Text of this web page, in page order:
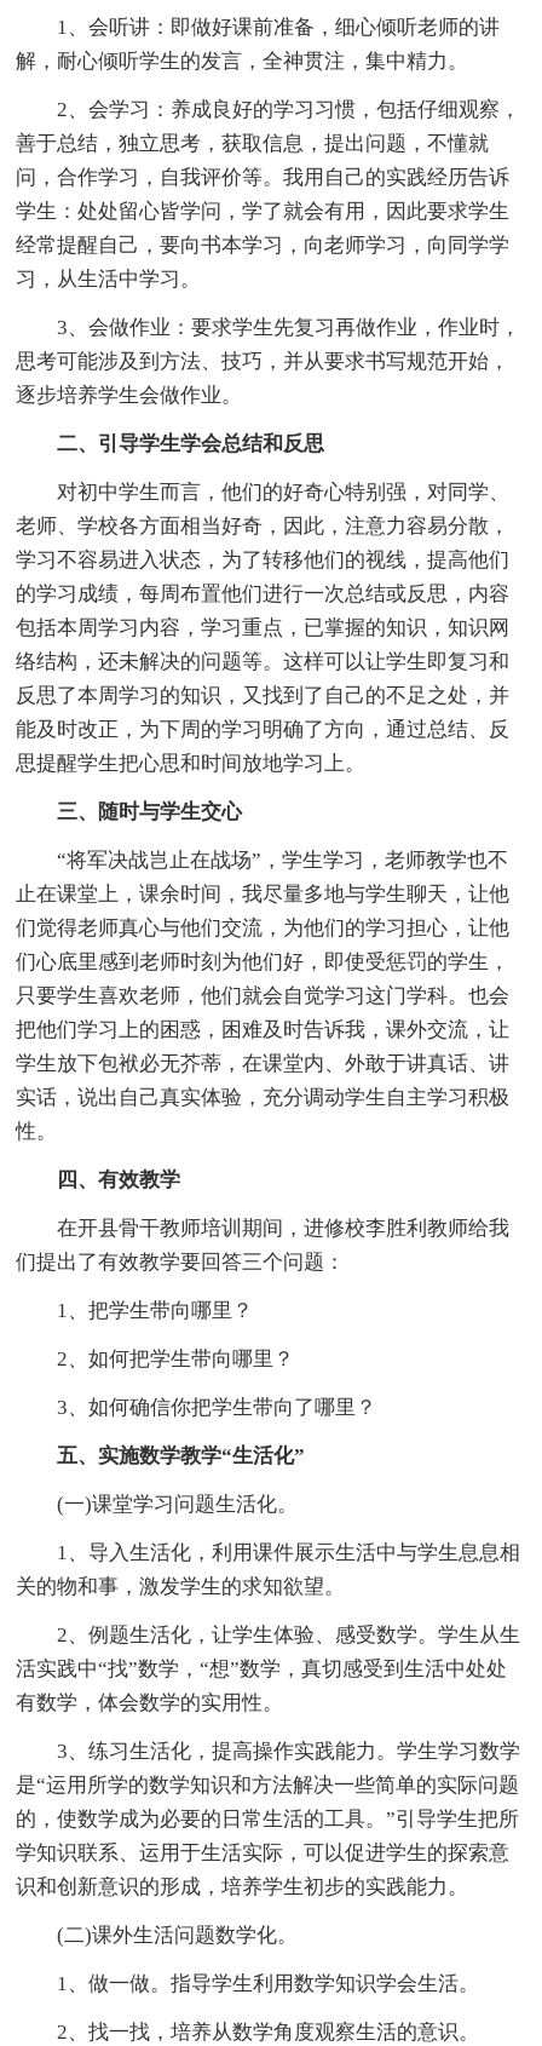
1、会听讲：即做好课前准备，细心倾听老师的讲
解，耐心倾听学生的发言，全神贯注，集中精力。
2、会学习：养成良好的学习习惯，包括仔细观察，
善于总结，独立思考，获取信息，提出问题，不懂就
问，合作学习，自我评价等。我用自己的实践经历告诉
学生：处处留心皆学问，学了就会有用，因此要求学生
经常提醒自己，要向书本学习，向老师学习，向同学学
习，从生活中学习。
3、会做作业：要求学生先复习再做作业，作业时，
思考可能涉及到方法、技巧，并从要求书写规范开始，
逐步培养学生会做作业。
二、引导学生学会总结和反思
对初中学生而言，他们的好奇心特别强，对同学、
老师、学校各方面相当好奇，因此，注意力容易分散，
学习不容易进入状态，为了转移他们的视线，提高他们
的学习成绩，每周布置他们进行一次总结或反思，内容
包括本周学习内容，学习重点，已掌握的知识，知识网
络结构，还未解决的问题等。这样可以让学生即复习和
反思了本周学习的知识，又找到了自己的不足之处，并
能及时改正，为下周的学习明确了方向，通过总结、反
思提醒学生把心思和时间放地学习上。
三、随时与学生交心
“将军决战岂止在战场”，学生学习，老师教学也不
止在课堂上，课余时间，我尽量多地与学生聊天，让他
们觉得老师真心与他们交流，为他们的学习担心，让他
们心底里感到老师时刻为他们好，即使受惩罚的学生，
只要学生喜欢老师，他们就会自觉学习这门学科。也会
把他们学习上的困惑，困难及时告诉我，课外交流，让
学生放下包袱必无芥蒂，在课堂内、外敢于讲真话、讲
实话，说出自己真实体验，充分调动学生自主学习积极
性。
四、有效教学
在开县骨干教师培训期间，进修校李胜利教师给我
们提出了有效教学要回答三个问题：
1、把学生带向哪里？
2、如何把学生带向哪里？
3、如何确信你把学生带向了哪里？
五、实施数学教学“生活化”
(一)课堂学习问题生活化。
1、导入生活化，利用课件展示生活中与学生息息相
关的物和事，激发学生的求知欲望。
2、例题生活化，让学生体验、感受数学。学生从生
活实践中“找”数学，“想”数学，真切感受到生活中处处
有数学，体会数学的实用性。
3、练习生活化，提高操作实践能力。学生学习数学
是“运用所学的数学知识和方法解决一些简单的实际问题
的，使数学成为必要的日常生活的工具。”引导学生把所
学知识联系、运用于生活实际，可以促进学生的探索意
识和创新意识的形成，培养学生初步的实践能力。
(二)课外生活问题数学化。
1、做一做。指导学生利用数学知识学会生活。
2、找一找，培养从数学角度观察生活的意识。